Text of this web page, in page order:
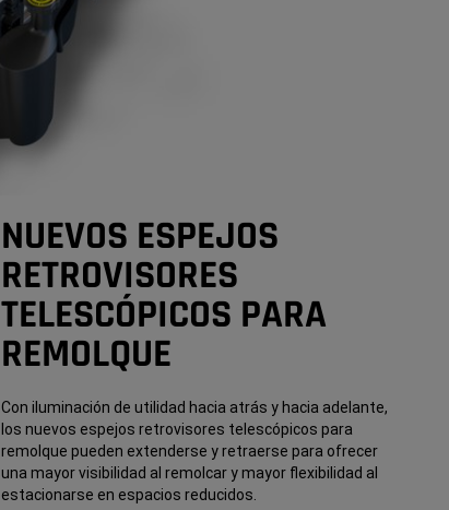
NUEVOS ESPEJOS
RETROVISORES
TELESCÓPICOS PARA
REMOLQUE
Con iluminación de utilidad hacia atrás y hacia adelante,
los nuevos espejos retrovisores telescópicos para
remolque pueden extenderse y retraerse para ofrecer
una mayor visibilidad al remolcar y mayor flexibilidad al
estacionarse en espacios reducidos.